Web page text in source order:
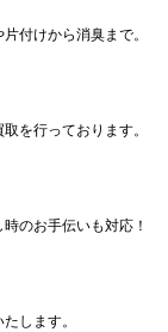
付けから消臭まで。
を行っております。
のお手伝いも対応！
します。